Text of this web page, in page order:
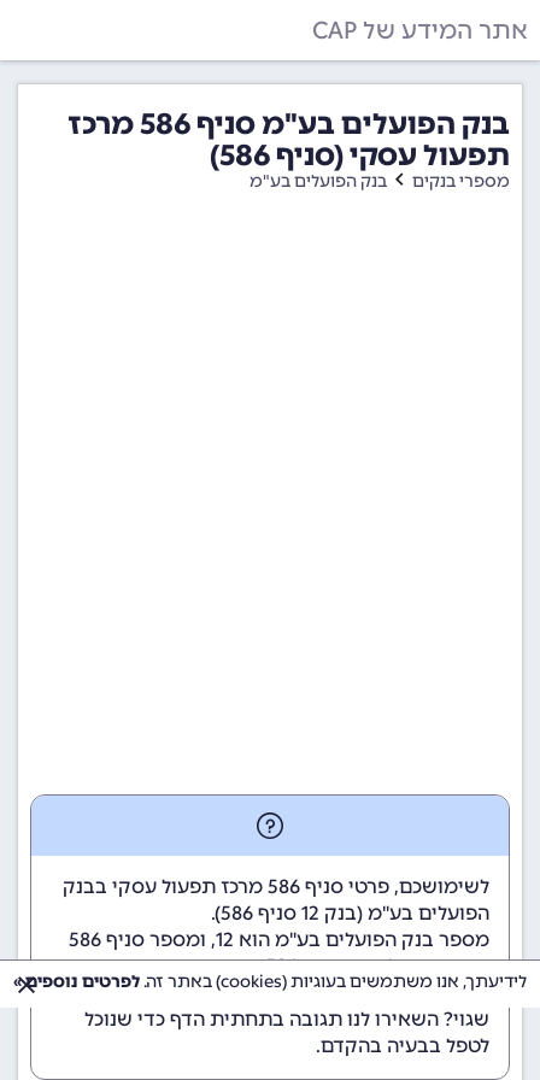
אתר המידע של CAP
בנק הפועלים בע"מ סניף 586 מרכז
תפעול עסקי (סניף 586)
מספרי בנקים בנק הפועלים בע"מ
לשימושכם, פרטי סניף 586 מרכז תפעול עסקי בבנק
הפועלים בע"מ (בנק 12
סניף 586).
מספר בנק הפועלים בע"מ הוא 12
, ומספר סניף 586
מרכז תפעול עסקי הוא 586.
הנתונים מתעדכנים באופן קבוע. נתקלתם במידע
שגוי? השאירו לנו תגובה בתחתית הדף כדי שנוכל
לטפל בבעיה בהקדם.
לידיעתך, אנו משתמשים בעוגיות (cookies) באתר זה. לפרטים נוספים »